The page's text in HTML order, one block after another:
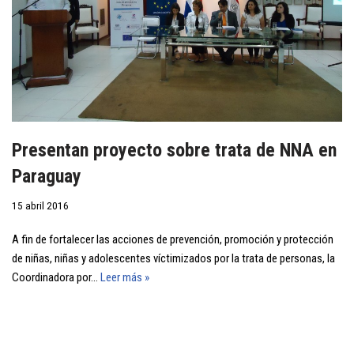
Presentan proyecto sobre trata de NNA en
Paraguay
15 abril 2016
A fin de fortalecer las acciones de prevención, promoción y protección
de niñas, niñas y adolescentes víctimizados por la trata de personas, la
Coordinadora por… Leer más »